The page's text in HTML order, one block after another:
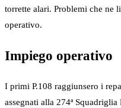
torrette alari. Problemi che ne
operativo.
Impiego operativo
I primi P.108 raggiunsero i
assegnati alla 274ª